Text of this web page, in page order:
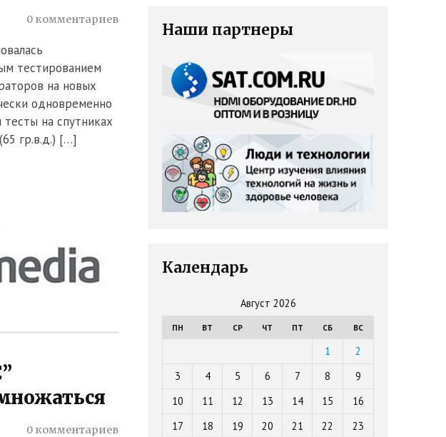
0 комментариев
тестированием
на новых
одновременно
на спутниках
(65 гр.в.д.) […]
0 комментариев
Наши партнеры
Календарь
Август 2026
ПН ВТ СР ЧТ ПТ СБ ВС
1
2
3
4 5 6 7 8
9
10
11 12 13 14 15
16
17
18 19 20 21 22
23